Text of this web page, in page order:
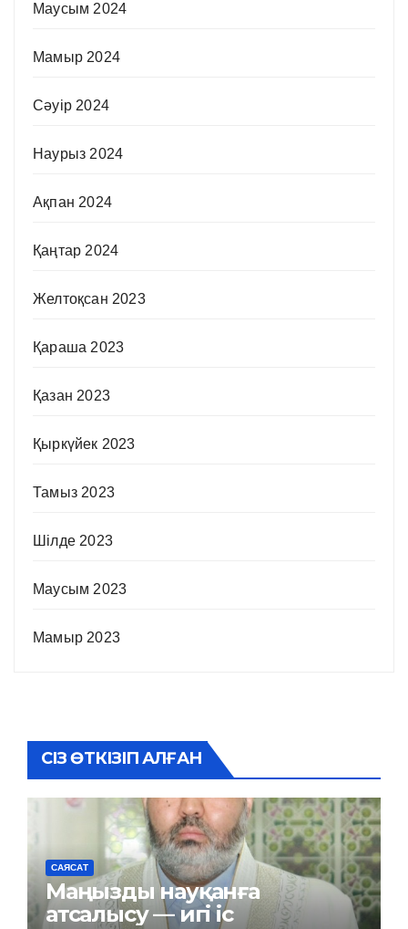
Маусым 2024
Мамыр 2024
Сәуір 2024
Наурыз 2024
Ақпан 2024
Қаңтар 2024
Желтоқсан 2023
Қараша 2023
Қазан 2023
Қыркүйек 2023
Тамыз 2023
Шілде 2023
Маусым 2023
Мамыр 2023
СІЗ ӨТКІЗІП АЛҒАН
САЯСАТ
Маңызды науқанға
атсалысу — игі іс